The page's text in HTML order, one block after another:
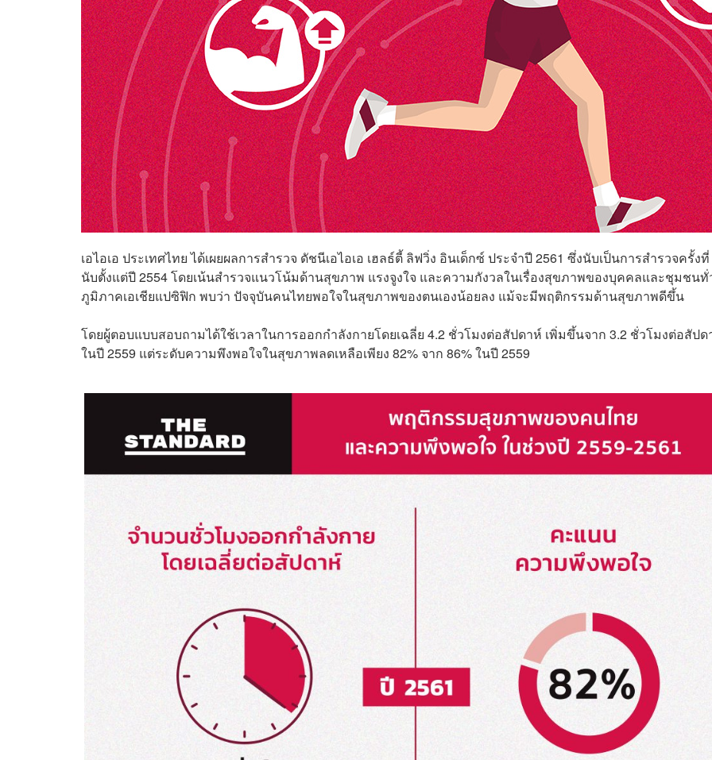
เอไอเอ ประเทศไทย ได้เผยผลการสำรวจ ดัชนีเอไอเอ เฮลธ์ตี้ ลิฟวิ่ง อินเด็กซ์ ประจำปี 2561 ซึ่งนับเป็นการสำรวจครั้ง
นับตั้งแต่ปี 2554 โดยเน้นสำรวจแนวโน้มด้านสุขภาพ แรงจูงใจ และความกังวลในเรื่องสุขภาพของบุคคลและชุมชนทั่
ภูมิภาคเอเชียแปซิฟิก พบว่า ปัจจุบันคนไทยพอใจในสุขภาพของตนเองน้อยลง แม้จะมีพฤติกรรมด้านสุขภาพดีขึ้น
โดยผู้ตอบแบบสอบถามได้ใช้เวลาในการออกกำลังกายโดยเฉลี่ย 4.2 ชั่วโมงต่อสัปดาห์ เพิ่มขึ้นจาก 3.2 ชั่วโมงต่อสัป
ในปี 2559 แต่ระดับความพึงพอใจในสุขภาพลดเหลือเพียง 82% จาก 86% ในปี 2559